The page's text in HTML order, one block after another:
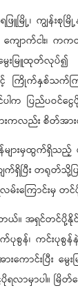
ဖြူမြို့၊ ကျွန်း
ောက်ငါး၊ ကကတ
းမြူထုတ်လုပ်၍
ကြိုက်နှစ်သက်ကြ
ပါက ပြည်ပဝင်
ားကလည်း စိတ်အ
များမှထွက်ရှိသည့်
ရှိပြီး တရုတ်သို့ပ
မ်းကြောင်းမှ
ယ်။ အရှင်တင်ပို့နို
ပုစွန်၊ ကင်းပုစွန်
အားကောင်းပြီး
ရလာမှာပါ။ မ